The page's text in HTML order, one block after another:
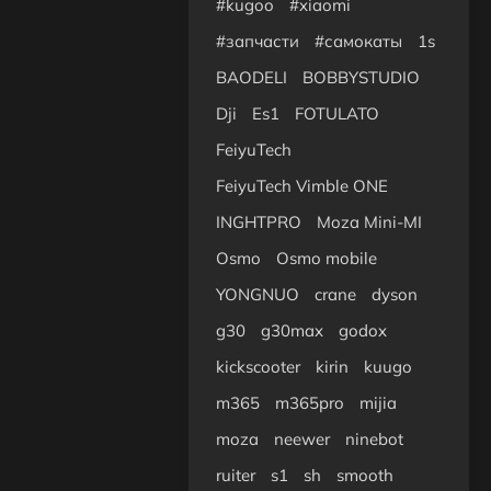
Видеосвет LUXCEO L60W
Cветодиодный осветитель
3 999 сом
13 999 сом 15 999 сом
Кальян Misha Rebel Lemon
Чехол для ND фильтров на
1 099 сом 3 499 сом
#kugoo
#xiaomi
#запчасти
#самокаты
1s
BAODELI
BOBBYSTUDIO
Dji
Es1
FOTULATO
FeiyuTech
FeiyuTech Vimble ONE
INGHTPRO
Moza Mini-MI
Osmo
Osmo mobile
YONGNUO
crane
dyson
g30
g30max
godox
kickscooter
kirin
kuugo
m365
m365pro
mijia
moza
neewer
ninebot
ruiter
s1 sh
smooth